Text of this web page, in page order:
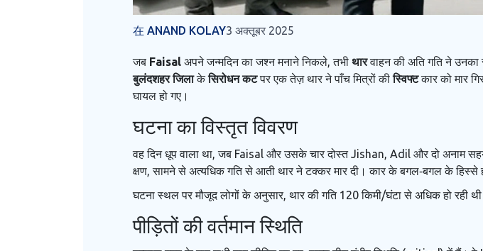
在 ANAND KOLAY3 अक्तूबर 2025
जब Faisal अपने जन्मदिन का जश्न मनाने निकले, तभी थारवाहन की अति गति ने
बुलंदशहर जिलाकेसिरोधन कटपर एक तेज़ थार ने पाँच मित्रों कीस्विफ्टकार को मार
घायल हो गए।
घटना का विस्तृत विवरण
वह दिन धूप वाला था, जब Faisal और उसके चार दोस्तJishan, Adil और दो अनाम
क्षण, सामने से अत्यधिक गति से आती थार ने टक्कर मार दी। कार के बगल‑बगल के हिस्से
घटना स्थल पर मौजूद लोगों के अनुसार, थार की गति 120 किमी/घंटा से अधिक हो रही
पीड़ितों की वर्तमान स्थिति